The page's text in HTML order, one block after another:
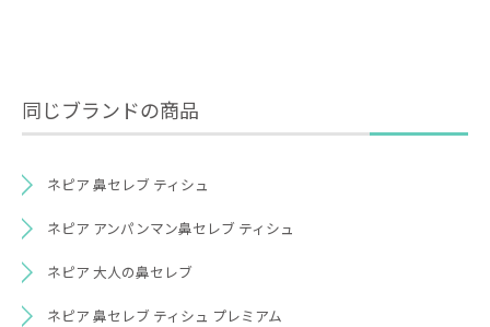
同じブランドの商品
ネピア 鼻セレブ ティシュ
ネピア アンパンマン鼻セレブ ティシュ
ネピア 大人の鼻セレブ
ネピア 鼻セレブ ティシュ プレミアム